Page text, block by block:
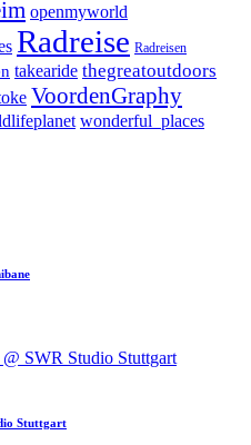
openmyworld
Radreise Radreisen
takearide thegreatoutdoors
VoordenGraphy
wonderful_places
Stuttgart